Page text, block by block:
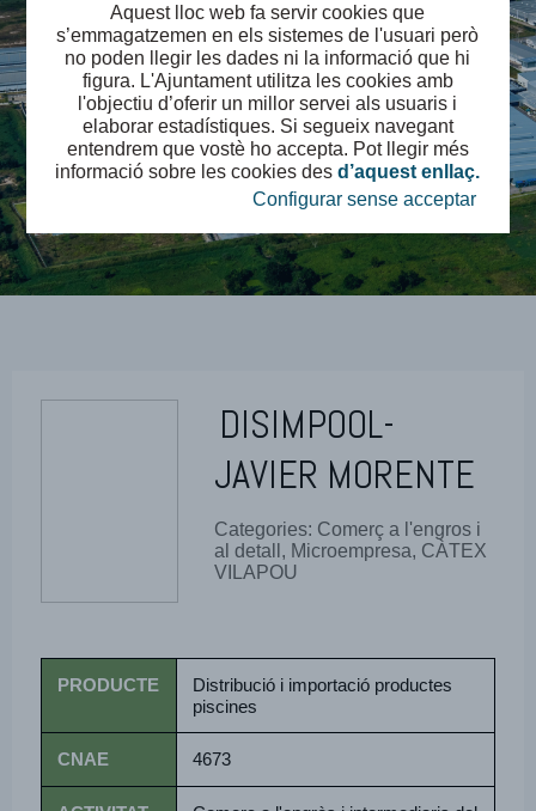
DISIMPOOL-
JAVIER MORENTE
Categories: Comerç a l'engros i
al detall, Microempresa, CÀTEX
VILAPOU
PRODUCTE
Distribució i importació productes
piscines
CNAE 4673
Aquest lloc web fa servir cookies que
s’emmagatzemen en els sistemes de l'usuari però
no poden llegir les dades ni la informació que hi
figura. L'Ajuntament utilitza les cookies amb
l'objectiu d’oferir un millor servei als usuaris i
elaborar estadístiques. Si segueix navegant
entendrem que vostè ho accepta. Pot llegir més
informació sobre les cookies desd’aquest enllaç.
Configurar sense acceptar